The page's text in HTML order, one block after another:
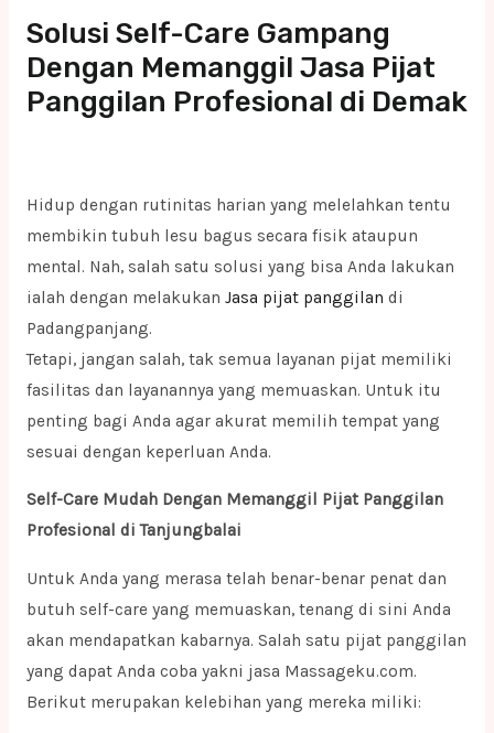
Solusi Self-Care Gampang
Dengan Memanggil Jasa Pijat
Panggilan Profesional di Demak
Hidup dengan rutinitas harian yang melelahkan tentu
membikin tubuh lesu bagus secara fisik ataupun
mental. Nah, salah satu solusi yang bisa Anda lakukan
ialah dengan melakukan Jasa pijat panggilan di
Padangpanjang.
Tetapi, jangan salah, tak semua layanan pijat memiliki
fasilitas dan layanannya yang memuaskan. Untuk itu
penting bagi Anda agar akurat memilih tempat yang
sesuai dengan keperluan Anda.
Self-Care Mudah Dengan Memanggil Pijat Panggilan
Profesional di Tanjungbalai
Untuk Anda yang merasa telah benar-benar penat dan
butuh self-care yang memuaskan, tenang di sini Anda
akan mendapatkan kabarnya. Salah satu pijat panggilan
yang dapat Anda coba yakni jasa Massageku.com.
Berikut merupakan kelebihan yang mereka miliki: